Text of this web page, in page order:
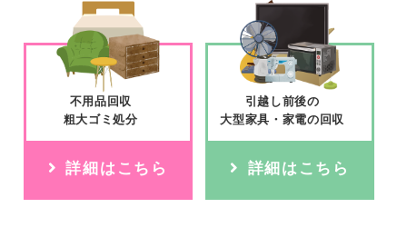
不⽤品回収
粗⼤ゴミ処分
詳細はこちら
引越し前後の
大型家具・家電の回収
詳細はこちら